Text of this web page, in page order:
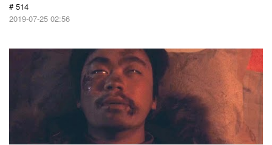
# 514
2019-07-25 02:56